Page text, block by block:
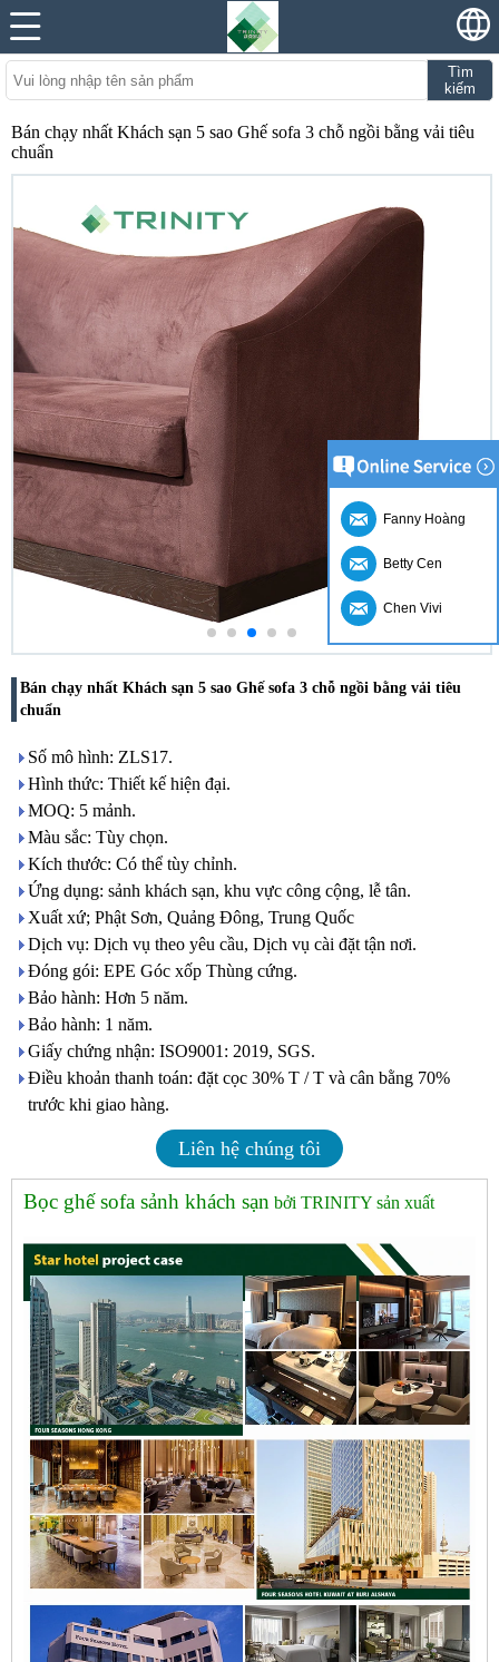
Tìm
kiếm
Bán chạy nhất Khách sạn 5 sao Ghế sofa 3 chỗ ngồi bằng vải tiêu
chuẩn
Bán chạy nhất Khách sạn 5 sao Ghế sofa 3 chỗ ngồi bằng vải tiêu
chuẩn
Số mô hình: ZLS17.
Hình thức: Thiết kế hiện đại.
MOQ: 5 mảnh.
Màu sắc: Tùy chọn.
Kích thước: Có thể tùy chỉnh.
Ứng dụng: sảnh khách sạn, khu vực công cộng, lễ tân.
Xuất xứ; Phật Sơn, Quảng Đông, Trung Quốc
Dịch vụ: Dịch vụ theo yêu cầu, Dịch vụ cài đặt tận nơi.
Đóng gói: EPE Góc xốp Thùng cứng.
Bảo hành: Hơn 5 năm.
Bảo hành: 1 năm.
Giấy chứng nhận: ISO9001: 2019, SGS.
Điều khoản thanh toán: đặt cọc 30% T / T và cân bằng 70%
trước khi giao hàng.
Liên hệ chúng tôi
Bọc ghế sofa sảnh khách sạn bởi TRINITY sản xuất
Fanny Hoàng
Betty Cen
Chen Vivi